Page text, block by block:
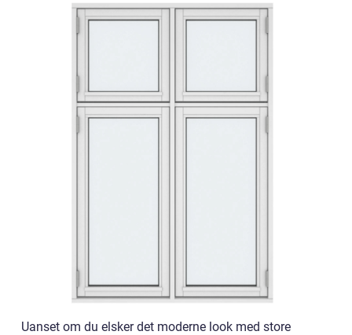
Uanset om du elsker det moderne look med store